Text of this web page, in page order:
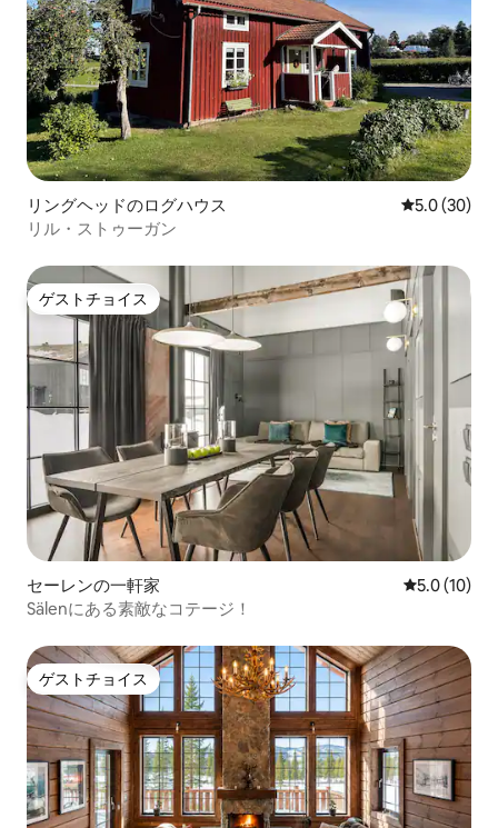
リングヘッドのログハウス レビュー30
5.0 (30)
リル・ストゥーガン
ゲストチョイス
ゲストチョイス
セーレンの一軒家 レビュー10
5.0 (10)
Sälenにある素敵なコテージ！
ゲストチョイス
ゲストチョイス